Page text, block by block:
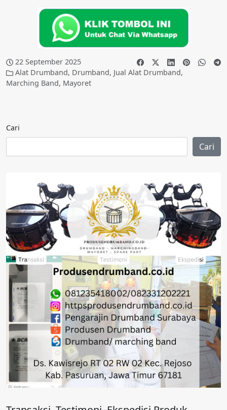
22 September 2025
Alat Drumband, Drumband, Jual Alat Drumband,
Marching Band, Mayoret
Cari
Cari